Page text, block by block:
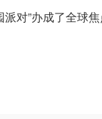
派对”办成了全球